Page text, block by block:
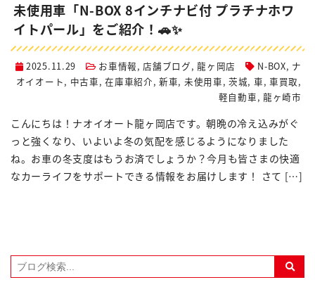
未使用車「N-BOX 8インチナビ付 プラチナホワ
イトパール」をご紹介！🚗✨
2025.11.29 お車情報, 店舗ブログ,龍ヶ岡店 N-BOX, ナ
オイオート, 中古車,在庫車紹介,新車, 未使用車,茨城, 車, 車買取,
軽自動車, 龍ヶ崎市
こんにちは！ナオイオート龍ヶ岡店です。朝晩の冷え込みがぐ
っと強くなり、いよいよ冬の気配を感じるようになりました
ね。お車の冬支度はもうお済でしょうか？今月も皆さまの快適
なカーライフをサポートできる情報をお届けします！ さて […]